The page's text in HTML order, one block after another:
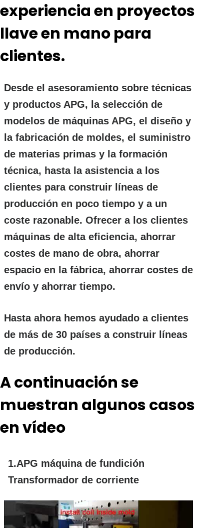
experiencia en proyectos
llave en mano para
clientes.
Desde el asesoramiento sobre técnicas
y productos APG, la selección de
modelos de máquinas APG, el diseño y
la fabricación de moldes, el suministro
de materias primas y la formación
técnica, hasta la asistencia a los
clientes para construir líneas de
producción en poco tiempo y a un
coste razonable. Ofrecer a los clientes
máquinas de alta eficiencia, ahorrar
costes de mano de obra, ahorrar
espacio en la fábrica, ahorrar costes de
envío y ahorrar tiempo.
Hasta ahora hemos ayudado a clientes
de más de 30 países a construir líneas
de producción.
A continuación se
muestran algunos casos
en vídeo
1.APG máquina de fundición
Transformador de corriente